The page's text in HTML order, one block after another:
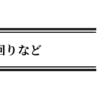
りなど